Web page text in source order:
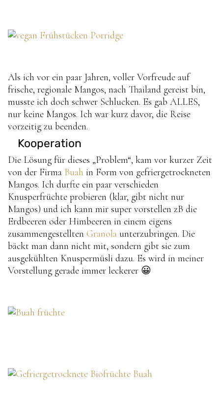
Als ich vor ein paar Jahren, voller Vorfreude auf
frische, regionale Mangos, nach Thailand gereist bin,
musste ich doch schwer Schlucken. Es gab ALLES,
nur keine Mangos. Ich war kurz davor, die Reise
vorzeitig zu beenden.
Kooperation
Die Lösung für dieses „Problem“, kam vor kurzer Zeit
von der Firma Buah in Form von gefriergetrockneten
Mangos. Ich durfte ein paar verschieden
Knusperfrüchte probieren (klar, gibt nicht nur
Mangos) und ich kann mir super vorstellen zB die
Erdbeeren oder Himbeeren in einem eigens
zusammengestellten Granola unterzubringen. Die
bäckt man dann nicht mit, sondern gibt sie zum
ausgekühlten Knuspermüsli dazu. Es wird in meiner
Vorstellung gerade immer leckerer 😀